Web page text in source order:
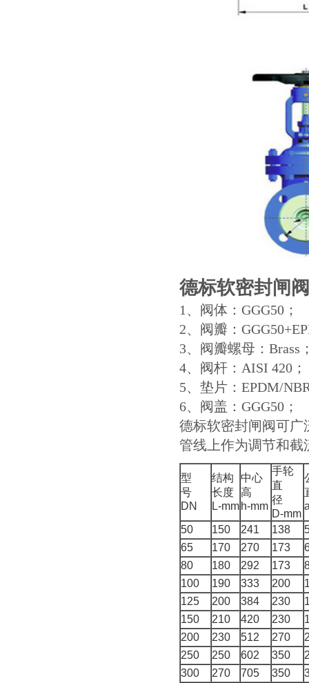
德标软密封闸
1、阀体：GGG50；
2、阀瓣：
3、阀瓣螺母：Brass
4、阀杆：AISI 420；
5、垫片：EPDM/
6、阀盖：GGG50；
德标软密封闸阀可广
管线上作为调节和截
型
号
DN
结构
长度
L-mm
中心
高
h-mm
手轮
直
径
D-mm
50
150 241 138
65
170 270 173
80
180 292 173
100
190 333 200
125
200 384 230
150
210 420 230
200
230 512 270
250
250 602 350
300
270 705 350